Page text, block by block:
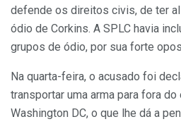
defende os direitos civis, de ter
ódio de Corkins. A SPLC havia
grupos de ódio, por sua forte
Na quarta-feira, o acusado foi
transportar uma arma para fora
Washington DC, o que lhe dá a